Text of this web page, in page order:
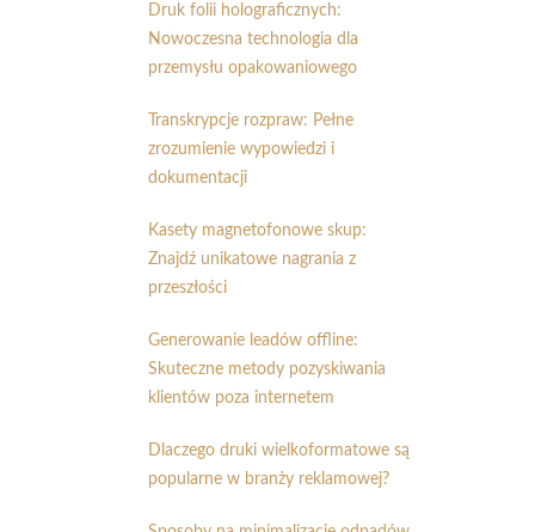
Druk folii holograficznych:
Nowoczesna technologia dla
przemysłu opakowaniowego
Transkrypcje rozpraw: Pełne
zrozumienie wypowiedzi i
dokumentacji
Kasety magnetofonowe skup:
Znajdź unikatowe nagrania z
przeszłości
Generowanie leadów offline:
Skuteczne metody pozyskiwania
klientów poza internetem
Dlaczego druki wielkoformatowe są
popularne w branży reklamowej?